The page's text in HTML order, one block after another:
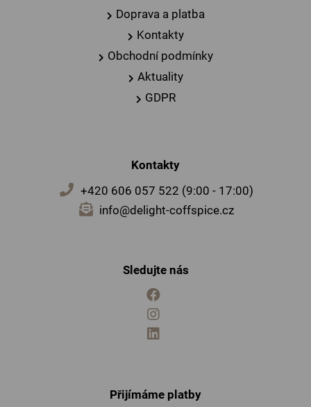
Doprava a platba
Kontakty
Obchodní podmínky
Aktuality
GDPR
Kontakty
+420 606 057 522 (9:00 - 17:00)
info@delight-coffspice.cz
Sledujte nás
Přijímáme platby